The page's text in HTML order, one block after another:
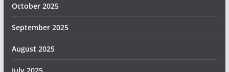
October 2025
September 2025
August 2025